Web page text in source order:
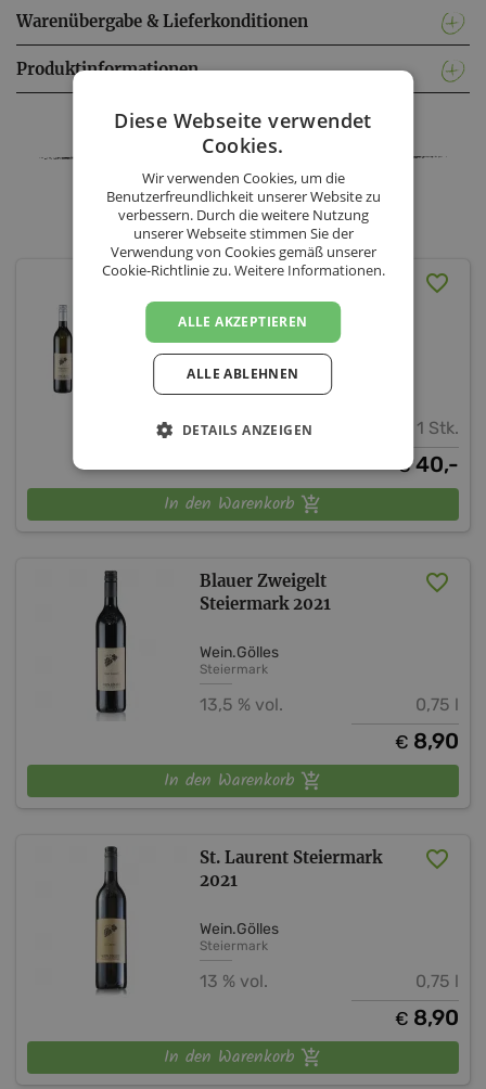
Warenübergabe & Lieferkonditionen
Produktinformationen
Facebook
TwitterMessenger
WhatsApp
LinkedIn
XING
Wein.Gölles - Sortiment
3er Geschenkpaket
Ortswein (inkl. Versand
AT)
Wein.Gölles
1 Stk.
€40,-
In den Warenkorb
Blauer Zweigelt
Steiermark 2021
Wein.Gölles
Steiermark
13,5 % vol. 0,75 l
€ 8,90
In den Warenkorb
St. Laurent Steiermark
2021
Wein.Gölles
Steiermark
13 % vol. 0,75 l
€ 8,90
In den Warenkorb
Diese Webseite verwendet
Cookies.
Wir verwenden Cookies, um die
Benutzerfreundlichkeit unserer Website zu
verbessern. Durch die weitere Nutzung
unserer Webseite stimmen Sie der
Verwendung von Cookies gemäß unserer
Cookie-Richtlinie zu.Weitere Informationen.
ALLE AKZEPTIEREN
ALLE ABLEHNEN
DETAILS ANZEIGEN